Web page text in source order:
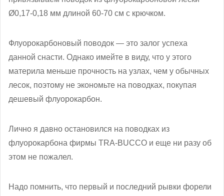
Ø0,17-0,18 мм длиной 60-70 см с крючком.
Флуорокарбоновый поводок — это залог успеха
данной снасти. Однако имейте в виду, что у этого
материла меньше прочность на узлах, чем у обычных
лесок, поэтому не экономьте на поводках, покупая
дешевый флуорокарбон.
Лично я давно остановился на поводках из
флуорокарбона фирмы TRA-BUCCO и еще ни разу об
этом не пожалел.
Надо помнить, что первый и последний рывки форели